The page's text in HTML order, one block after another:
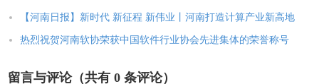
【河南日报】新时代 新征程 新伟业丨河南打造计算产业新高地
热烈祝贺河南软协荣获中国软件行业协会先进集体的荣誉称号
留言与评论（共有 0 条评论）